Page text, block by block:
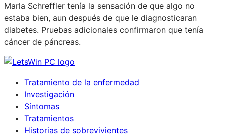
Marla Schreffler tenía la sensación de que algo no
estaba bien, aun después de que le diagnosticaran
diabetes. Pruebas adicionales confirmaron que tenía
cáncer de páncreas.
Tratamiento de la enfermedad
Investigación
Síntomas
Tratamientos
Historias de sobrevivientes